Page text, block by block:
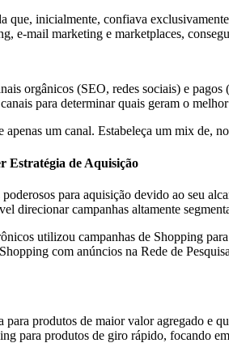
que, inicialmente, confiava
e-mail marketing e marketplaces,
orgânicos (SEO, redes sociais) e
para determinar quais geram o
apenas um canal. Estabeleça um mix de,
Estratégia de Aquisição
para aquisição devido ao seu
direcionar campanhas altamente
utilizou campanhas de Shopping
com anúncios na Rede de
para produtos de maior valor agregado e
para produtos de giro rápido, focando